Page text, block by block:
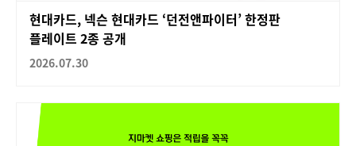
현대카드, 넥슨 현대카드 ‘던전앤파이터’ 한정판
플레이트 2종 공개
2026.07.30